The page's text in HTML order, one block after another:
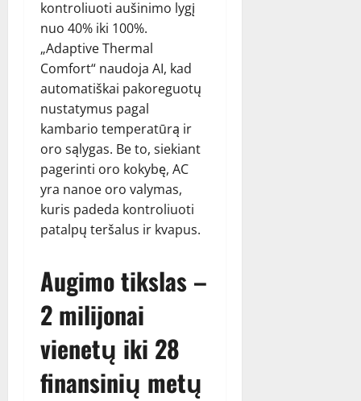
kontroliuoti aušinimo lygį
nuo 40% iki 100%.
„Adaptive Thermal
Comfort“ naudoja AI, kad
automatiškai pakoreguotų
nustatymus pagal
kambario temperatūrą ir
oro sąlygas. Be to, siekiant
pagerinti oro kokybę, AC
yra nanoe oro valymas,
kuris padeda kontroliuoti
patalpų teršalus ir kvapus.
Augimo tikslas –
2 milijonai
vienetų iki 28
finansinių metų